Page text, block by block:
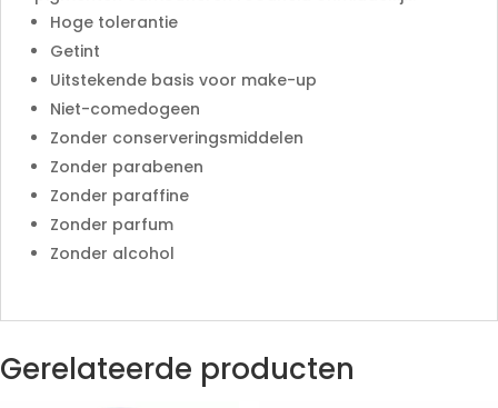
Hoge tolerantie
Getint
Uitstekende basis voor make-up
Niet-comedogeen
Zonder conserveringsmiddelen
Zonder parabenen
Zonder paraffine
Zonder parfum
Zonder alcohol
Gerelateerde producten